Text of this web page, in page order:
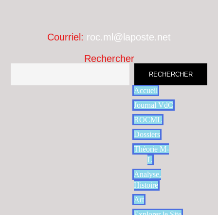
Courriel: roc.ml@laposte.net
Rechercher
RECHERCHER
Accueil
Journal VdC
ROCML
Dossiers
Théorie M-
L
Analyse,
Histoire
Art